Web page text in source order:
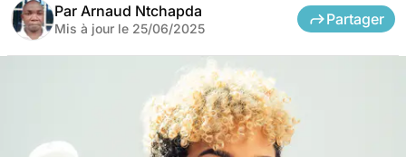
Par Arnaud Ntchapda
Mis à jour le 25/06/2025
Partager